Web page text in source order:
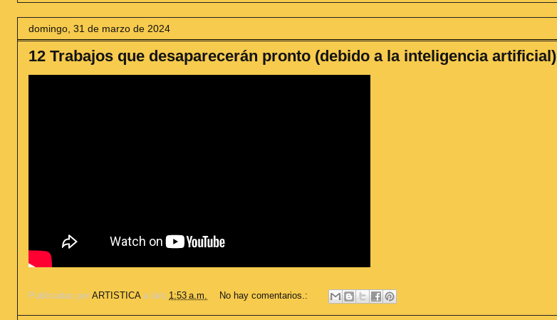
domingo, 31 de marzo de 2024
12 Trabajos que desaparecerán pronto (debido a la inteligencia artificial)
Publicadas por ARTISTICA a la/s 1:53 a.m. No hay comentarios.: